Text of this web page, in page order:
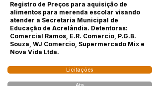
Registro de Preços para aquisição de
alimentos para merenda escolar visando
atender a Secretaria Municipal de
Educação de Acrelândia. Detentoras:
Comercial Ramos, E.R. Comercio, P.G.B.
Souza, WJ Comercio, Supermercado Mix e
Nova Vida Ltda.
Licitações